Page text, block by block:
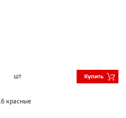
шт Купить
красные